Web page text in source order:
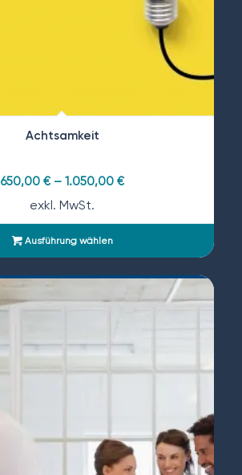
Achtsamkeit
650,00 €– 1.050,00 €
exkl. MwSt.
Ausführung wählen